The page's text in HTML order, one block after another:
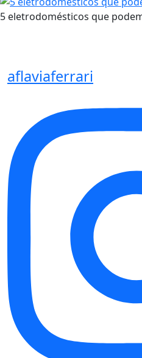
5 eletrodomésticos que
aflaviaferrari